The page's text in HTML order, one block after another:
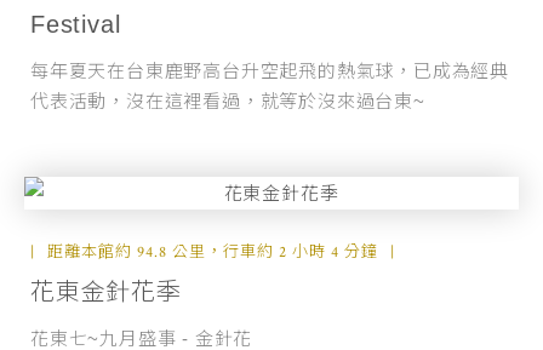
Festival
每年夏天在台東鹿野高台升空起飛的熱氣球，已成為經典
代表活動，沒在這裡看過，就等於沒來過台東~
距離本館約 94.8 公里，行車約 2 小時 4 分鐘
花東金針花季
花東七~九月盛事 - 金針花